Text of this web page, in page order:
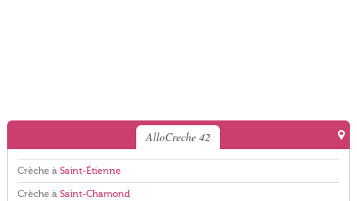
AlloCreche 42
Crèche à Saint-Étienne
Crèche à Saint-Chamond